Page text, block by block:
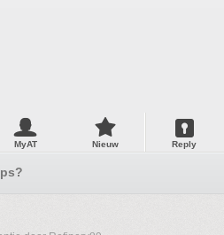
MyAT Nieuw Reply